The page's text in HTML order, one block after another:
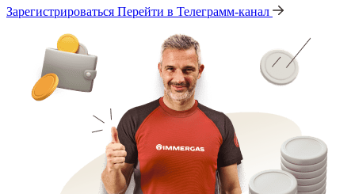
Зарегистрироваться Перейти в Телеграмм-канал